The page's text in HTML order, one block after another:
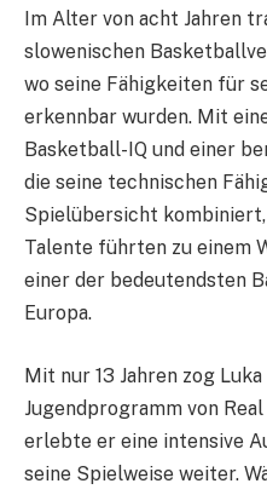
Im Alter von acht Jahren
slowenischen
wo seine Fähigkeiten für
erkennbar wurden. Mit
Basketball-IQ und einer
die seine technischen
Spielübersicht
Talente führten zu einem
einer der bedeutendsten
Europa.
Mit nur 13 Jahren zog
Jugendprogramm von
erlebte er eine intensive
seine Spielweise weiter.